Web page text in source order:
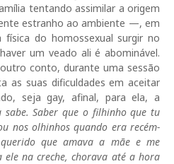
tentando assimilar a origem
estranho ao ambiente —, em
do homossexual surgir no
um veado ali é abominável.
conto, durante uma sessão
as suas dificuldades em aceitar
seja gay, afinal, para ela, a
sabe. Saber que o filhinho que tu
nos olhinhos quando era recém-
que amava a mãe e me
ele na creche, chorava até a hora